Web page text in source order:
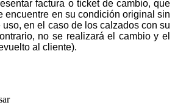
factura o ticket de cambio, que
encuentre en su condición original sin
en el caso de los calzados con su
no se realizará el cambio y el
al cliente).